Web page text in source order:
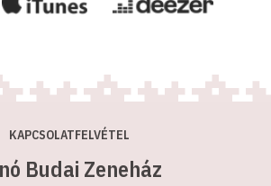
KAPCSOLATFELVÉTEL
Budai Zeneház